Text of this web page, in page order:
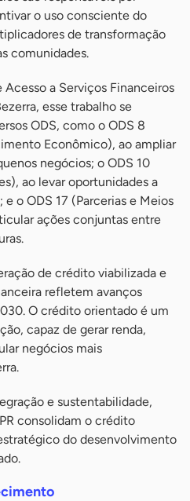
o uso consciente do
de transformação
comunidades.
a Serviços Financeiros
esse trabalho se
ODS, como o ODS 8
Econômico), ao ampliar
negócios; o ODS 10
ao levar oportunidades a
o ODS 17 (Parcerias e Meios
ações conjuntas entre
de crédito viabilizada e
refletem avanços
O crédito orientado é um
capaz de gerar renda,
negócios mais
e sustentabilidade,
consolidam o crédito
do desenvolvimento